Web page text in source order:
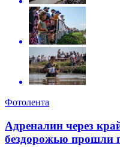
Фотолента
Адреналин через
бездорожью прошли